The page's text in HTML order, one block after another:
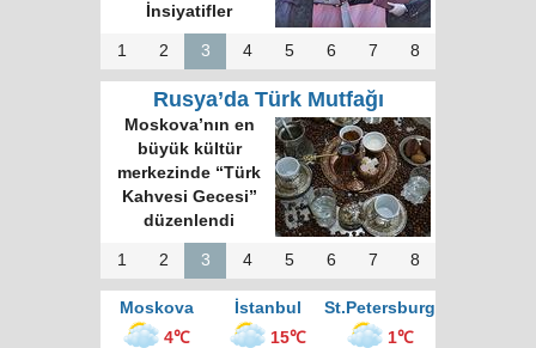
İnsiyatifler
1 2 3 4 5 6 7 8
Rusya’da Türk Mutfağı
Moskova’nın en
büyük kültür
merkezinde “Türk
Kahvesi Gecesi”
düzenlendi
1 2 3 4 5 6 7 8
Moskova İstanbul
St.Petersburg
4℃
15℃ 1℃